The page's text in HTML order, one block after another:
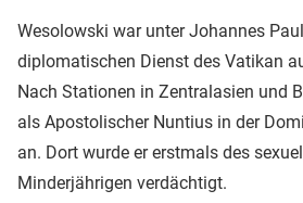
Wesolowski war unter Johannes
diplomatischen Dienst des Vatikan
Nach Stationen in Zentralasien und
als Apostolischer Nuntius in der
an. Dort wurde er erstmals des
Minderjährigen verdächtigt.